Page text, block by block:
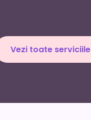
Vezi toate serviciile